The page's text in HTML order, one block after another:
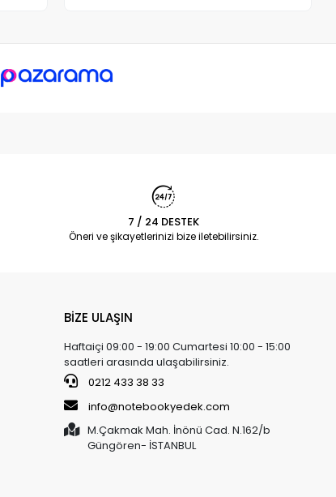
7 / 24 DESTEK
Öneri ve şikayetlerinizi bize iletebilirsiniz.
BİZE ULAŞIN
Haftaiçi 09:00 - 19:00 Cumartesi 10:00 - 15:00
saatleri arasında ulaşabilirsiniz.
0212 433 38 33
info@notebookyedek.com
M.Çakmak Mah. İnönü Cad. N.162/b
Güngören- İSTANBUL